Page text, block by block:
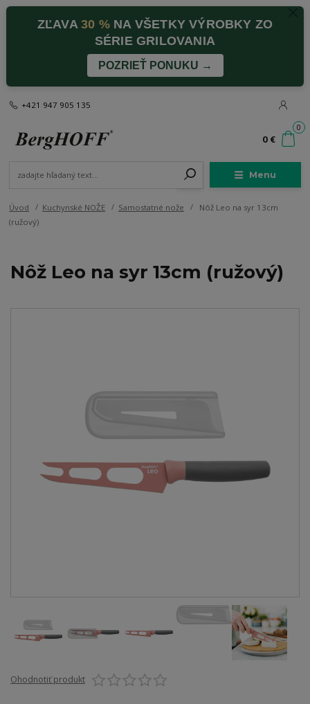
ZĽAVA30 %NA VŠETKY VÝROBKY ZO
SÉRIE GRILOVANIA
POZRIEŤ PONUKU →
Menu
+421 947 905 135
0
0 €
Úvod Kuchynské NOŽE Samostatné nože
Nôž Leo na syr 13cm
(ružový)
Nôž Leo na syr 13cm (ružový)
Ohodnotiť produkt